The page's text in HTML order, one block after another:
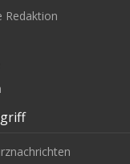
Redaktion